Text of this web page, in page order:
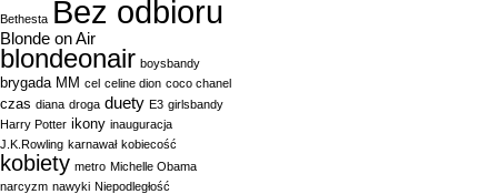
Bethesta Bez odbioru
Blonde on Air
blondeonair boysbandy
brygada MM cel celine dion coco chanel
czas diana droga duety E3 girlsbandy
Harry Potter ikony inauguracja
J.K.Rowling karnawał kobiecość
kobiety metro Michelle Obama
narcyzm nawyki Niepodległość